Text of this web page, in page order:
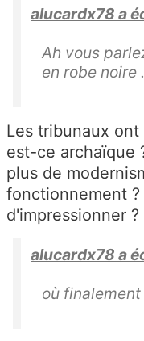
alucardx78 a
Ah vous
en robe noire
Les tribunaux
est-ce archaïque
plus de
fonctionnement
d'impressionner ?
alucardx78 a
où